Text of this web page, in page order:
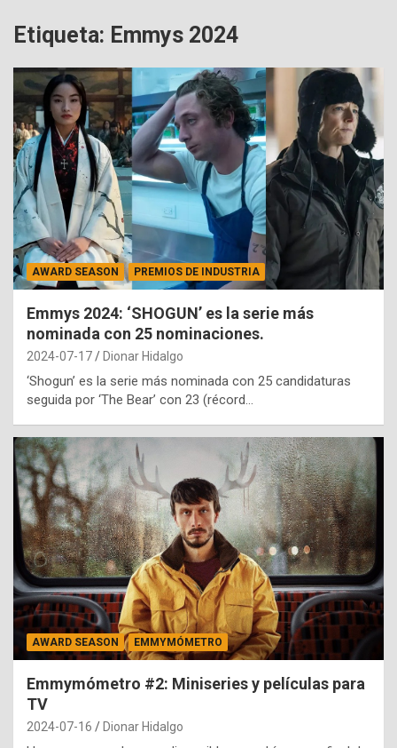
Etiqueta: Emmys 2024
AWARD SEASON PREMIOS DE INDUSTRIA
Emmys 2024: ‘SHOGUN’ es la serie más
nominada con 25 nominaciones.
2024-07-17 Dionar Hidalgo
‘Shogun’ es la serie más nominada con 25 candidaturas
seguida por ‘The Bear’ con 23 (récord…
AWARD SEASON EMMYMÓMETRO
Emmymómetro #2: Miniseries y películas para
TV
2024-07-16 Dionar Hidalgo